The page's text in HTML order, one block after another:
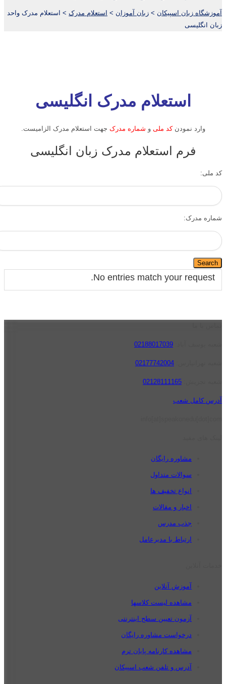
آموزشگاه زبان اسپیکان > زبان آموزان > استعلام مدرک > استعلام مدرک واحد
زبان انگلیسی
استعلام مدرک انگلیسی
وارد نمودنکد ملی و شماره مدرک جهت استعلام مدرک الزامیست.
فرم استعلام مدرک زبان انگلیسی
کد ملی:
شماره مدرک:
No entries match your request.
02188017039
02177742004
02128111165
آدرس کامل شعب
مشاوره رایگان
سوالات متداول
انواع تخفیف ها
اخبار و مقالات
جذب مدرس
ارتباط با مدیرعامل
آموزش آنلاین
مشاهده لیست کلاسها
آزمون تعیین سطح اینترنتی
درخواست مشاوره رایگان
مشاهده کارنامه پایان ترم
آدرس و تلفن شعب اسپیکان